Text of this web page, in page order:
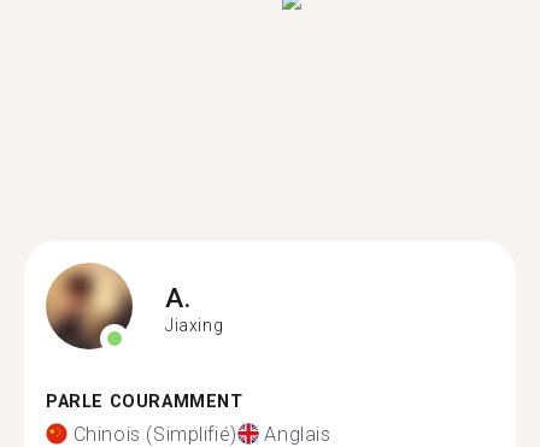
A.
Jiaxing
PARLE COURAMMENT
Chinois (Simplifié) Anglais